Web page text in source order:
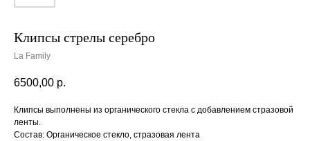
Клипсы стрелы серебро
La Family
6500,00 р.
Клипсы выполнены из органического стекла с добавлением стразовой
ленты.
Состав: Органическое стекло, стразовая лента